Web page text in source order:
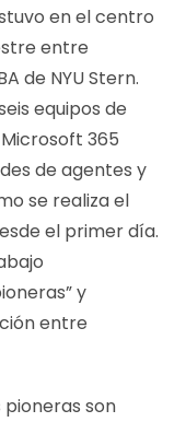
en el centro
entre
de NYU Stern.
equipos de
365
de agentes y
se realiza el
el primer día.
y
entre
son